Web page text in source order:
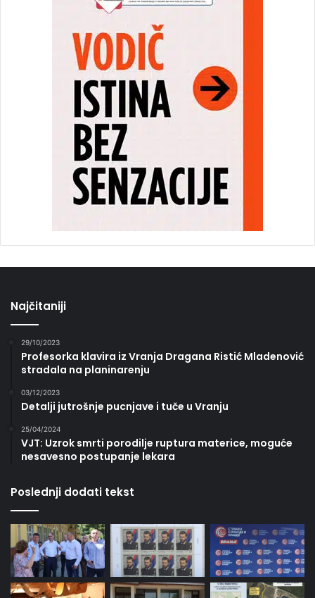
Najčitaniji
29/10/2023
Profesorka klavira iz Vranja Dragana Ristić Mladenović
stradala na planinarenju
03/12/2023
Detalji jutrošnje pucnjave i tuče u Vranju
25/04/2024
VJT: Uzrok smrti porodilje ruptura materice, moguće
nesavesno postupanje lekara
Poslednji dodati tekst